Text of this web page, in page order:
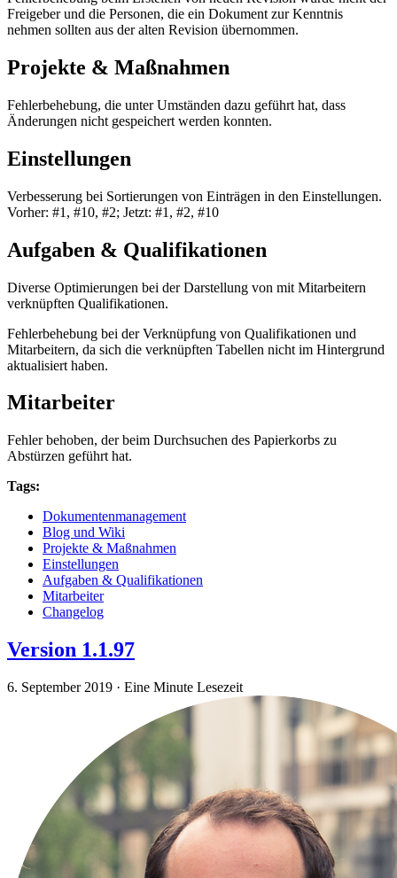
Freigeber und die Personen, die ein Dokument zur Kenntnis
nehmen sollten aus der alten Revision übernommen.
Projekte & Maßnahmen
Fehlerbehebung, die unter Umständen dazu geführt hat, dass
Änderungen nicht gespeichert werden konnten.
Einstellungen
Verbesserung bei Sortierungen von Einträgen in den Einstellungen.
Vorher: #1, #10, #2; Jetzt: #1, #2, #10
Aufgaben & Qualifikationen
Diverse Optimierungen bei der Darstellung von mit Mitarbeitern
verknüpften Qualifikationen.
Fehlerbehebung bei der Verknüpfung von Qualifikationen und
Mitarbeitern, da sich die verknüpften Tabellen nicht im Hintergrund
aktualisiert haben.
Mitarbeiter
Fehler behoben, der beim Durchsuchen des Papierkorbs zu
Abstürzen geführt hat.
Tags:
Dokumentenmanagement
Blog und Wiki
Projekte & Maßnahmen
Einstellungen
Aufgaben & Qualifikationen
Mitarbeiter
Changelog
Version 1.1.97
6. September 2019 · Eine Minute Lesezeit